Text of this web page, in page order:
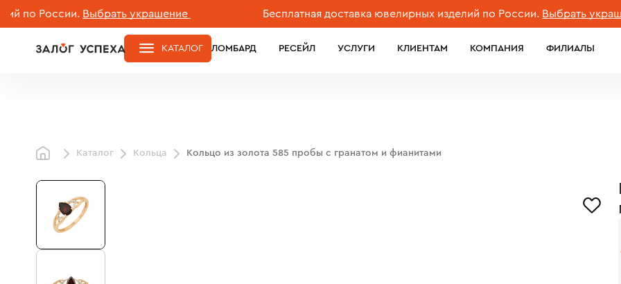
России. Выбрать украшение Бесплатная доставка ювелирных изделий по России. Выбрать украшение
ЛОМБАРД РЕСЕЙЛ УСЛУГИ КЛИЕНТАМ КОМПАНИЯ ФИЛИАЛЫ
КАТАЛОГ
Каталог Кольца Кольцо из золота 585 пробы с гранатом и фианитами